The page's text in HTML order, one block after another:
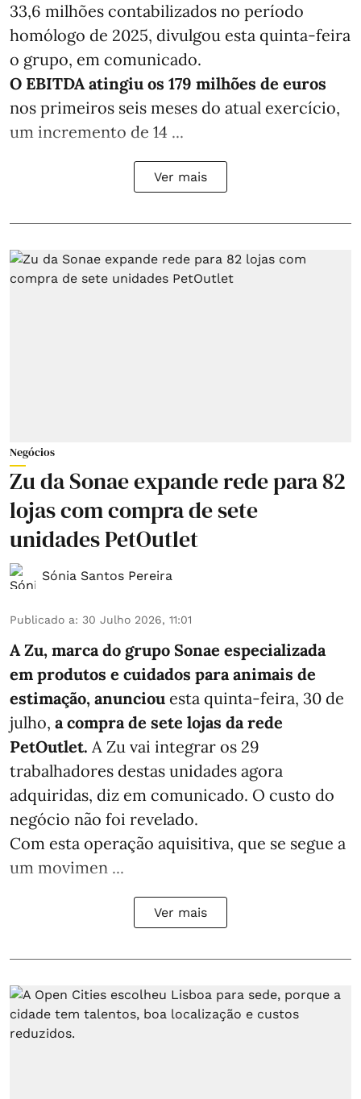
33,6 milhões contabilizados no período
homólogo de 2025, divulgou esta quinta-feira
o grupo, em comunicado.
O EBITDA atingiu os 179 milhões de euros
nos primeiros seis meses do atual exercício,
um incremento de 14 ...
Ver mais
Negócios
Zu da Sonae expande rede para 82
lojas com compra de sete
unidades PetOutlet
Sónia Santos Pereira
Publicado a: 30 Julho 2026, 11:01
A Zu, marca do grupo Sonae especializada
em produtos e cuidados para animais de
estimação, anunciou esta quinta-feira, 30 de
julho, a compra de sete lojas da rede
PetOutlet. A Zu vai integrar os 29
trabalhadores destas unidades agora
adquiridas, diz em comunicado. O custo do
negócio não foi revelado.
Com esta operação aquisitiva, que se segue a
um movimen ...
Ver mais